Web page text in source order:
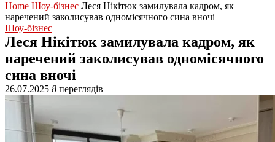
Home Шоу-бізнес Леся Нікітюк замилувала кадром, як
наречений заколисував одномісячного сина вночі
Шоу-бізнес
Леся Нікітюк замилувала кадром, як
наречений заколисував одномісячного
сина вночі
26.07.2025 8 переглядів